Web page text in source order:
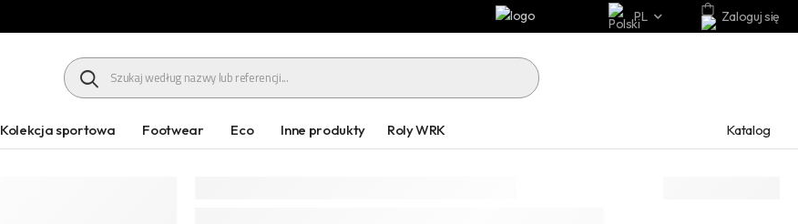
PL Zaloguj się
HEADER SEARCH BUTTON
Kolekcja sportowa Footwear Eco Inne produkty Roly WRK Katalog